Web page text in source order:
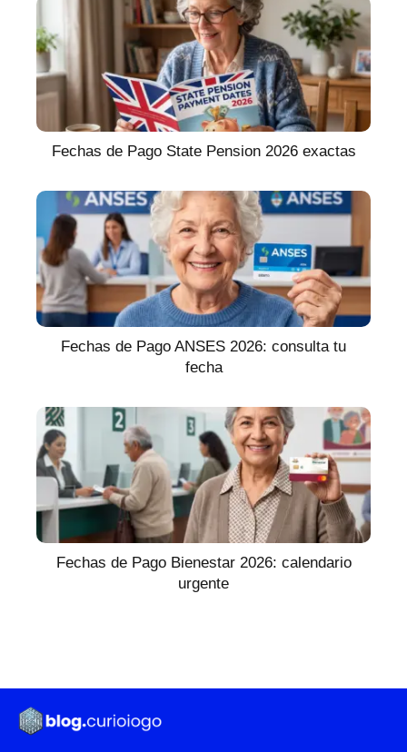
Fechas de Pago State Pension 2026 exactas
Fechas de Pago ANSES 2026: consulta tu
fecha
Fechas de Pago Bienestar 2026: calendario
urgente